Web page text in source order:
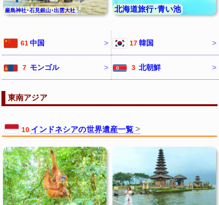
厳島神社･石見銀山･出雲大社 北海道旅行･青い池
61 中国 17 韓国
7 モンゴル 3 北朝鮮
東南アジア
10 インドネシアの世界遺産一覧